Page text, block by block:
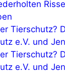
Tierschutz?
e.V. und
Tierschutz?
e.V. und